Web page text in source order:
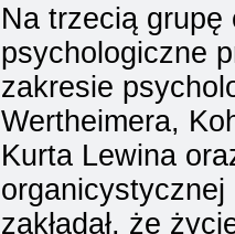
Na trzecią grupę
psychologiczne
zakresie
Wertheimera,
Kurta Lewina
zakładał, że